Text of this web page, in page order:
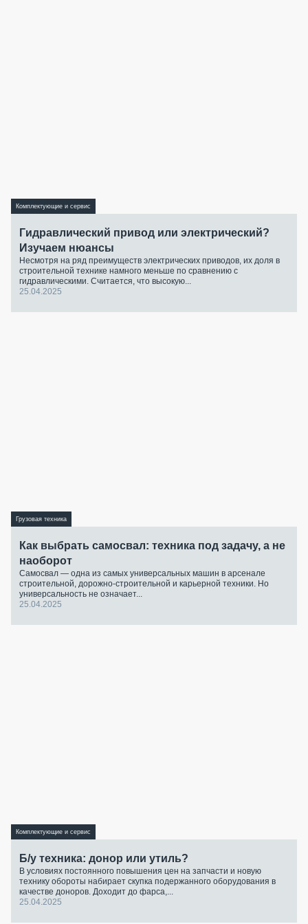
Комплектующие и сервис
Гидравлический привод или электрический?
Изучаем нюансы
Несмотря на ряд преимуществ электрических приводов, их доля в
строительной технике намного меньше по сравнению с
гидравлическими. Считается, что высокую...
25.04.2025
Грузовая техника
Как выбрать самосвал: техника под задачу, а не
наоборот
Самосвал — одна из самых универсальных машин в арсенале
строительной, дорожно-строительной и карьерной техники. Но
универсальность не означает...
25.04.2025
Комплектующие и сервис
Б/у техника: донор или утиль?
В условиях постоянного повышения цен на запчасти и новую
технику обороты набирает скупка подержанного оборудования в
качестве доноров. Доходит до фарса,...
25.04.2025